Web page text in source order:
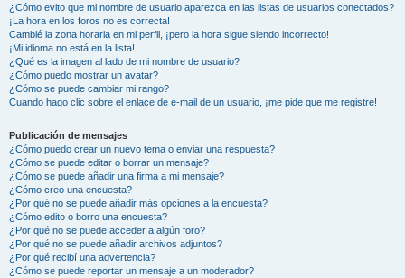
¿Cómo evito que mi nombre de usuario aparezca en las listas de usuarios conectados?
¡La hora en los foros no es correcta!
Cambié la zona horaria en mi perfil, ¡pero la hora sigue siendo incorrecto!
¡Mi idioma no está en la lista!
¿Qué es la imagen al lado de mi nombre de usuario?
¿Cómo puedo mostrar un avatar?
¿Cómo se puede cambiar mi rango?
Cuando hago clic sobre el enlace de e-mail de un usuario, ¡me pide que me registre!
Publicación de mensajes
¿Cómo puedo crear un nuevo tema o enviar una respuesta?
¿Cómo se puede editar o borrar un mensaje?
¿Cómo se puede añadir una firma a mi mensaje?
¿Cómo creo una encuesta?
¿Por qué no se puede añadir más opciones a la encuesta?
¿Cómo edito o borro una encuesta?
¿Por qué no se puede acceder a algún foro?
¿Por qué no se puede añadir archivos adjuntos?
¿Por qué recibí una advertencia?
¿Cómo se puede reportar un mensaje a un moderador?